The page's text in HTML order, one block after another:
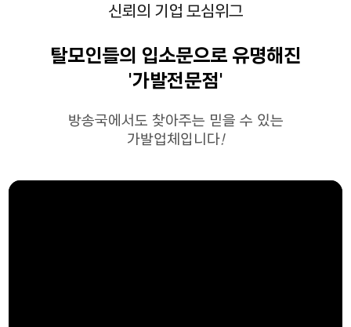
신뢰의 기업 모심위그
탈모인들의 입소문으로 유명해진
'가발전문점'
방송국에서도 찾아주는 믿을 수 있는
가발업체입니다!